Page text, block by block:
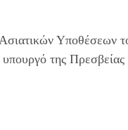
Υποθέσεων
της Πρεσβείας